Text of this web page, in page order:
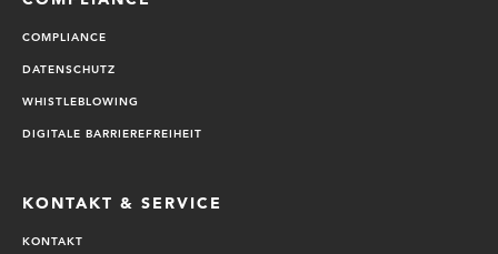
COMPLIANCE
DATENSCHUTZ
WHISTLEBLOWING
DIGITALE BARRIEREFREIHEIT
KONTAKT & SERVICE
KONTAKT